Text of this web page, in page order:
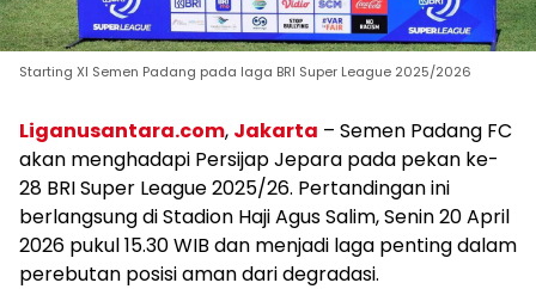
Starting XI Semen Padang pada laga BRI Super League 2025/2026
Liganusantara.com, Jakarta – Semen Padang FC
akan menghadapi Persijap Jepara pada pekan ke-
28 BRI Super League 2025/26. Pertandingan ini
berlangsung di Stadion Haji Agus Salim, Senin 20 April
2026 pukul 15.30 WIB dan menjadi laga penting dalam
perebutan posisi aman dari degradasi.